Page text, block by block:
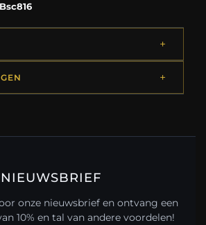
Bsc816
NIEUWSBRIEF
onze nieuwsbrief en ontvang een
10% en tal van andere voordelen!